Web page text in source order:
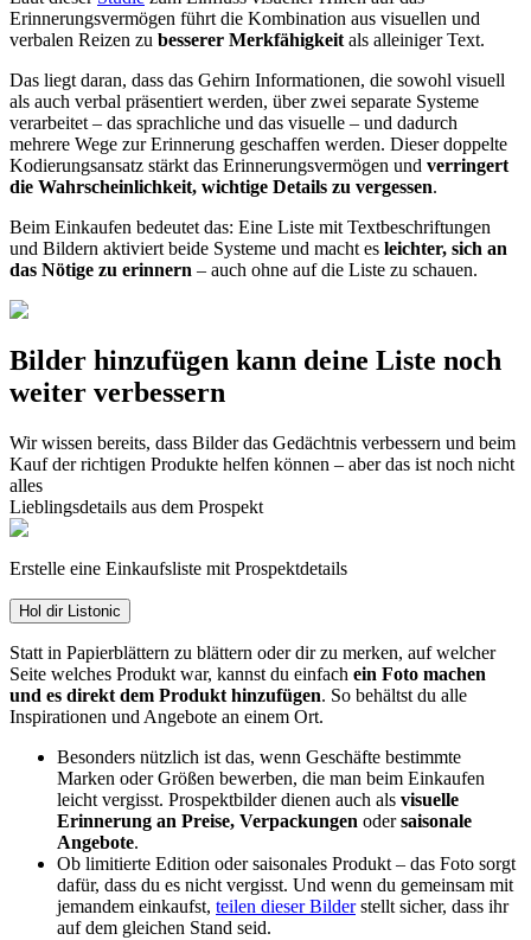
Erinnerungsvermögen führt die Kombination aus visuellen und
verbalen Reizen zu besserer Merkfähigkeit als alleiniger Text.
Das liegt daran, dass das Gehirn Informationen, die sowohl visuell
als auch verbal präsentiert werden, über zwei separate Systeme
verarbeitet – das sprachliche und das visuelle – und dadurch
mehrere Wege zur Erinnerung geschaffen werden. Dieser doppelte
Kodierungsansatz stärkt das Erinnerungsvermögen und verringert
die Wahrscheinlichkeit, wichtige Details zu vergessen.
Beim Einkaufen bedeutet das: Eine Liste mit Textbeschriftungen
und Bildern aktiviert beide Systeme und macht es leichter, sich an
das Nötige zu erinnern – auch ohne auf die Liste zu schauen.
Bilder hinzufügen kann deine Liste noch
weiter verbessern
Wir wissen bereits, dass Bilder das Gedächtnis verbessern und beim
Kauf der richtigen Produkte helfen können – aber das ist noch nicht
alles
Lieblingsdetails aus dem Prospekt
Erstelle eine Einkaufsliste mit Prospektdetails
Hol dir Listonic
Statt in Papierblättern zu blättern oder dir zu merken, auf welcher
Seite welches Produkt war, kannst du einfach ein Foto machen
und es direkt dem Produkt hinzufügen. So behältst du alle
Inspirationen und Angebote an einem Ort.
Besonders nützlich ist das, wenn Geschäfte bestimmte
Marken oder Größen bewerben, die man beim Einkaufen
leicht vergisst. Prospektbilder dienen auch als visuelle
Erinnerung an Preise, Verpackungen odersaisonale
Angebote.
Ob limitierte Edition oder saisonales Produkt – das Foto sorgt
dafür, dass du es nicht vergisst. Und wenn du gemeinsam mit
jemandem einkaufst, teilen dieser Bilderstellt sicher, dass ihr
auf dem gleichen Stand seid.